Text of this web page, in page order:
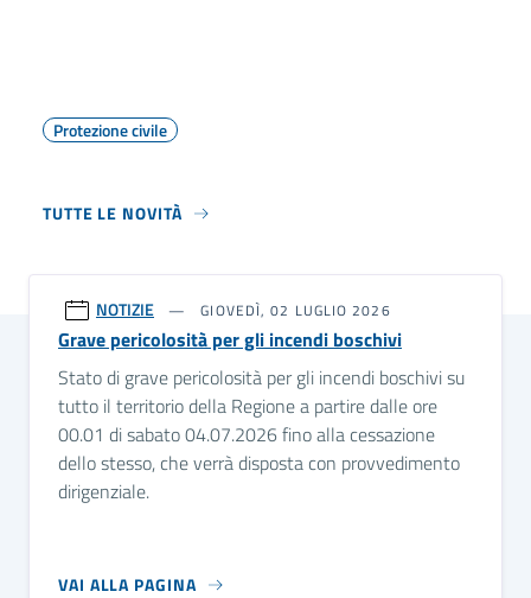
Protezione civile
TUTTE LE NOVITÀ
NOTIZIE GIOVEDÌ, 02 LUGLIO 2026
Grave pericolosità per gli incendi boschivi
Stato di grave pericolosità per gli incendi boschivi su
tutto il territorio della Regione a partire dalle ore
00.01 di sabato 04.07.2026 fino alla cessazione
dello stesso, che verrà disposta con provvedimento
dirigenziale.
VAI ALLA PAGINA